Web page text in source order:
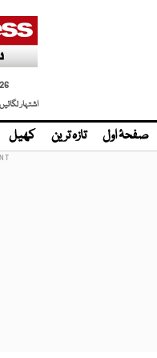
اشتہار
صفحۂ اول تازہ ترین کھیل